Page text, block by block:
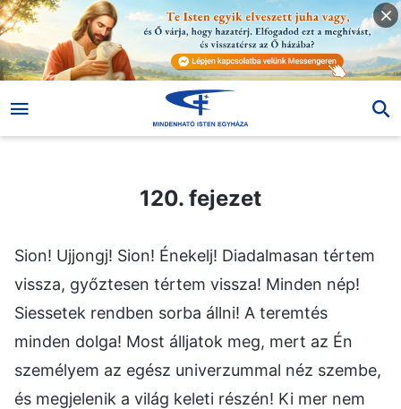
120. fejezet
Sion! Ujjongj! Sion! Énekelj! Diadalmasan tértem
vissza, győztesen tértem vissza! Minden nép!
Siessetek rendben sorba állni! A teremtés
minden dolga! Most álljatok meg, mert az Én
személyem az egész univerzummal néz szembe,
és megjelenik a világ keleti részén! Ki mer nem